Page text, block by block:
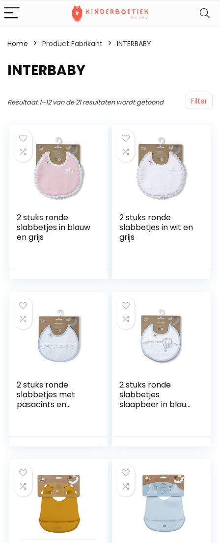
Home Product Fabrikant ‎INTERBABY
‎INTERBABY
Filter
Resultaat 1–12 van de 21 resultaten wordt getoond
2 stuks ronde
slabbetjes in blauw
en grijs
2 stuks ronde
slabbetjes in wit en
grijs
2 stuks ronde
slabbetjes met
pasacints en
2 stuks ronde
slabbetjes
slaapbeer in blauw